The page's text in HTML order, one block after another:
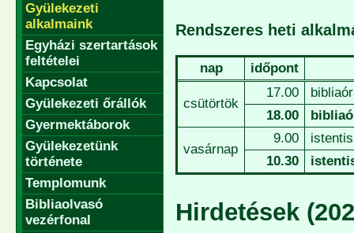
Gyülekezeti
alkalmaink
Egyházi szertartások
feltételei
Kapcsolat
Gyülekezeti őrállók
Gyermektáborok
Gyülekezetünk
története
Templomunk
Bibliaolvasó
vezérfonal
Rendszeres heti
nap időpont
csütörtök
17.00
18.00
vasárnap
9.00
10.30
Hirdetések